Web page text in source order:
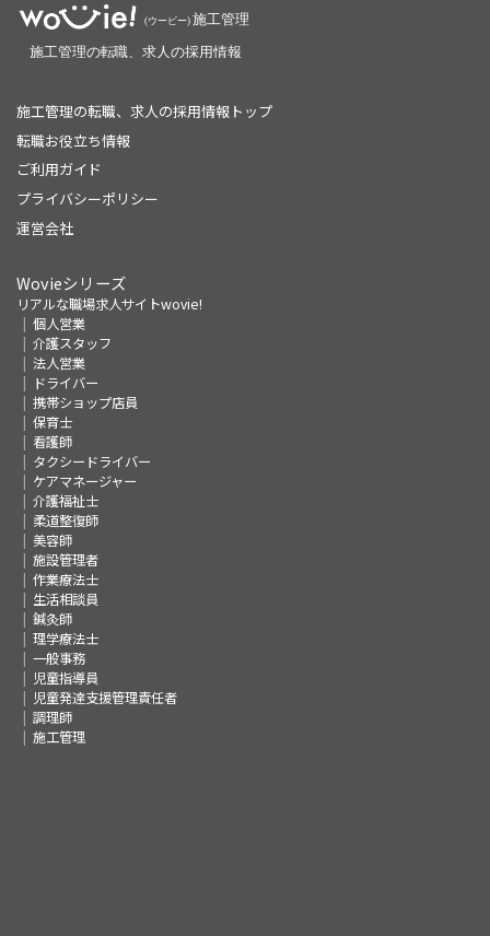
施工管理の転職、求人の採用情報トップ
転職お役立ち情報
ご利用ガイド
プライバシーポリシー
運営会社
Wovieシリーズ
リアルな職場求人サイトwovie!
個人営業
介護スタッフ
法人営業
ドライバー
携帯ショップ店員
保育士
看護師
タクシードライバー
ケアマネージャー
介護福祉士
柔道整復師
美容師
施設管理者
作業療法士
生活相談員
鍼灸師
理学療法士
一般事務
児童指導員
児童発達支援管理責任者
調理師
施工管理